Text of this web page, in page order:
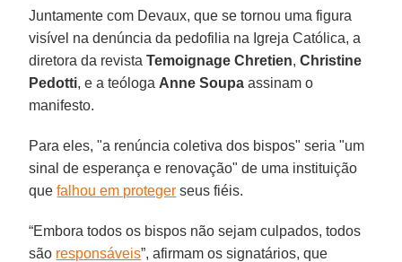
Juntamente com Devaux, que se tornou uma figura
visível na denúncia da pedofilia na Igreja Católica, a
diretora da revistaTemoignage Chretien,Christine
Pedotti, e a teóloga Anne Soupa assinam o
manifesto.
Para eles, "a renúncia coletiva dos bispos" seria "um
sinal de esperança e renovação" de uma instituição
quefalhou em proteger seus fiéis.
“Embora todos os bispos não sejam culpados, todos
são responsáveis”, afirmam os signatários, que